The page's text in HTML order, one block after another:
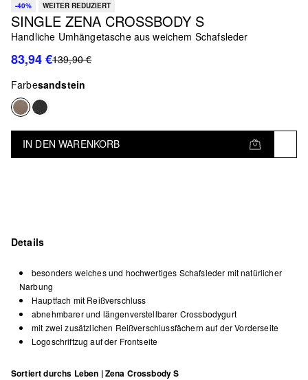
-40% WEITER REDUZIERT
SINGLE ZENA CROSSBODY S
Handliche Umhängetasche aus weichem Schafsleder
83,94 €139,90 €
Farbesandstein
IN DEN WARENKORB
Details
besonders weiches und hochwertiges Schafsleder mit natürlicher
Narbung
Hauptfach mit Reißverschluss
abnehmbarer und längenverstellbarer Crossbodygurt
mit zwei zusätzlichen Reißverschlussfächern auf der Vorderseite
Logoschriftzug auf der Frontseite
Sortiert durchs Leben | Zena Crossbody S